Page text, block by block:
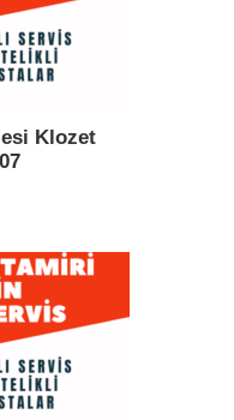
Klozet